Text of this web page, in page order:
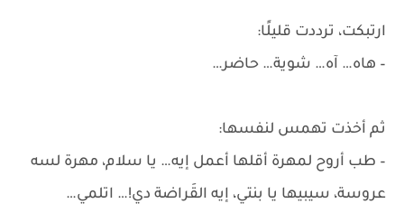
ارتبكت، ترددت قليلًا:
– هاه… آه… شوية… حاضر…
ثم أخذت تهمس لنفسها:
– طب أروح لمهرة أقلها أعمل إيه… يا سلام، مهرة لسه
عروسة، سيبيها يا بنتي، إيه القَراضة دي!… اتلمي…